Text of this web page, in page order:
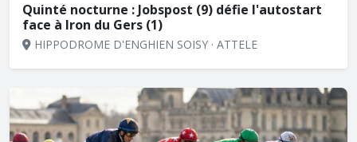
Quinté nocturne : Jobspost (9) défie l'autostart
face à Iron du Gers (1)
HIPPODROME D'ENGHIEN SOISY · ATTELE